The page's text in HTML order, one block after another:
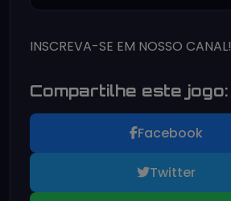
INSCREVA-SE EM NOSSO CANAL!
Compartilhe este jogo:
Facebook
Twitter